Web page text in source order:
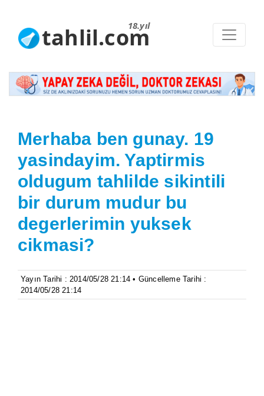
18.yıl
tahlil.com
Merhaba ben gunay. 19
yasindayim. Yaptirmis
oldugum tahlilde sikintili
bir durum mudur bu
degerlerimin yuksek
cikmasi?
Yayın Tarihi : 2014/05/28 21:14 • Güncelleme Tarihi :
2014/05/28 21:14